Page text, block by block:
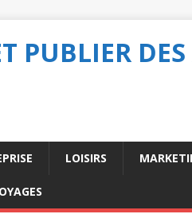
PUBLIER DES
LOISIRS